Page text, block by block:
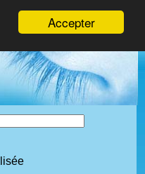
Accepter